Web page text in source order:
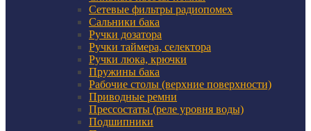
Сетевые фильтры радиопомех
Сальники бака
Ручки дозатора
Ручки таймера, селектора
Ручки люка, крючки
Пружины бака
Рабочие столы (верхние поверхности)
Приводные ремни
Прессостаты (реле уровня воды)
Подшипники